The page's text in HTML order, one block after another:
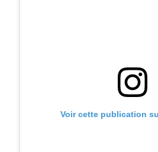
Voir cette publication